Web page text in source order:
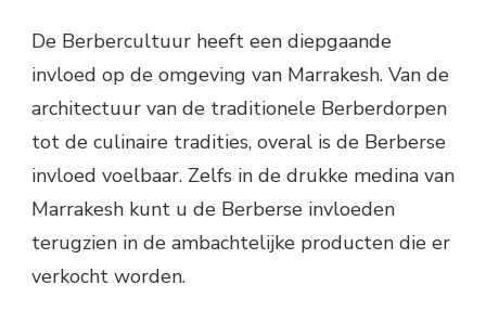
De Berbercultuur heeft een diepgaande
invloed op de omgeving van Marrakesh. Van de
architectuur van de traditionele Berberdorpen
tot de culinaire tradities, overal is de Berberse
invloed voelbaar. Zelfs in de drukke medina van
Marrakesh kunt u de Berberse invloeden
terugzien in de ambachtelijke producten die er
verkocht worden.